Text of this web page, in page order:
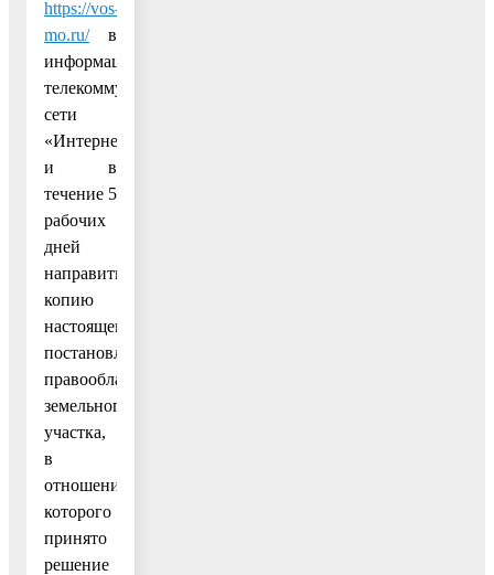
https://vos-
mo.ru/в
информационно-
телекоммуникационной
сети
«Интернет»
и в
течение 5
рабочих
дней
направить
копию
настоящего
постановления
правообладателям
земельного
участка,
в
отношении
которого
принято
решение